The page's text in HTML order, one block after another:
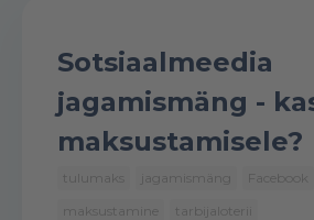
Sotsiaalmeedia
jagamismäng -
maksustamisele?
tulumaks jagamismäng Facebook
maksustamine
tarbijaloterii